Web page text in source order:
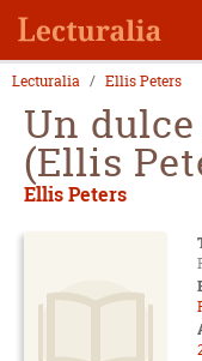
Lecturalia Ellis Peters
Un
(Ellis
Ellis Peters